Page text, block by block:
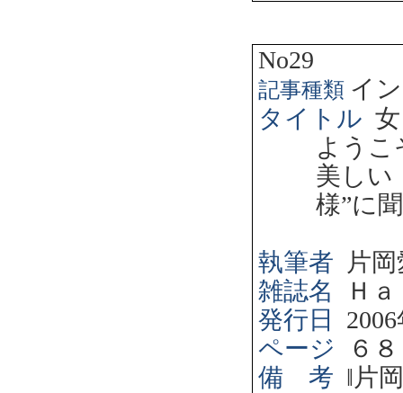
No29
記事種類 イ
タイトル
よう
美し
様”に
執筆者
片
雑誌名
Ｈ
発行日
2006
ページ
６
備 考 ‖片